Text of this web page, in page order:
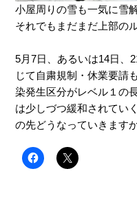
小屋周りの雪も一気に雪
それでもまだまだ上部の
5月7日、あるいは14日、
じて自粛規制・休業要請
染発生区分がレベル１の
は少しづつ緩和されてい
の先どうなっていきます